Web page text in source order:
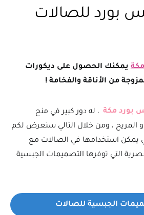
بورد للصالات
يمكنك الحصول على ديكورات
من الأناقة والفخامة !
بورد مكة ، له دور كبير في منح
المريح ، ومن خلال التالي سنعرض لكم
يمكن استخدامها في الصالات مع
التي توفرها التصميمات الجبسية
الجبسية للصالات